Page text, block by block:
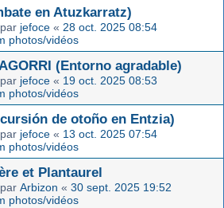
en Atuzkarratz)
jefoce « 28 oct. 2025 08:54
photos/vidéos
(Entorno agradable)
jefoce « 19 oct. 2025 08:53
photos/vidéos
de otoño en Entzia)
jefoce « 13 oct. 2025 07:54
photos/vidéos
et Plantaurel
Arbizon « 30 sept. 2025 19:52
photos/vidéos